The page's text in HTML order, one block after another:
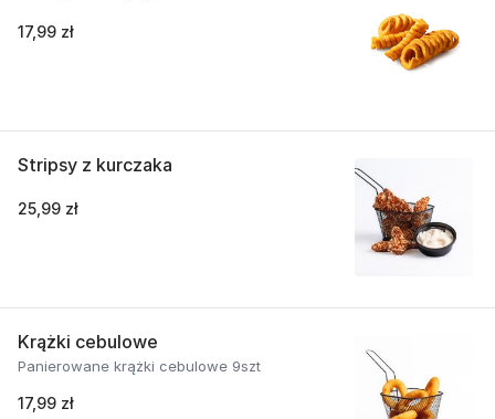
17,99 zł
Stripsy z kurczaka
25,99 zł
Krążki cebulowe
Panierowane krążki cebulowe 9szt
17,99 zł